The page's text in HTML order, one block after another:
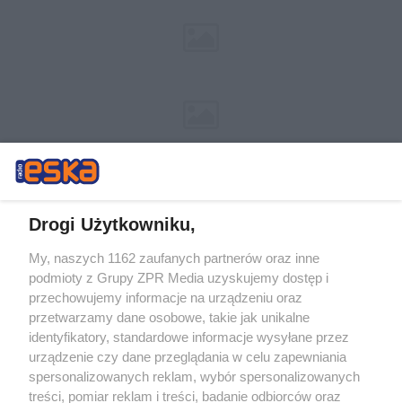
Żaden utwór zamieszczony w serwisie nie może być powielany i
rozpowszechniany lub dalej rozpowszechniany w jakikolwiek sposób (w
tym także elektroniczny lub mechaniczny) na jakimkolwiek polu
eksploatacji w jakiejkolwiek formie, włącznie z umieszczaniem w
Internecie bez pisemnej zgody właściciela praw. Jakiekolwiek użycie lub
wykorzystanie utworów w całości lub w części z naruszeniem prawa,
tzn. bez właściwej zgody, jest zabronione pod groźbą kary i może być
ścigane prawnie.
Drogi Użytkowniku,
My, naszych 1162 zaufanych partnerów oraz inne
podmioty z Grupy ZPR Media uzyskujemy dostęp i
przechowujemy informacje na urządzeniu oraz
przetwarzamy dane osobowe, takie jak unikalne
identyfikatory, standardowe informacje wysyłane przez
urządzenie czy dane przeglądania w celu zapewniania
spersonalizowanych reklam, wybór spersonalizowanych
treści, pomiar reklam i treści, badanie odbiorców oraz